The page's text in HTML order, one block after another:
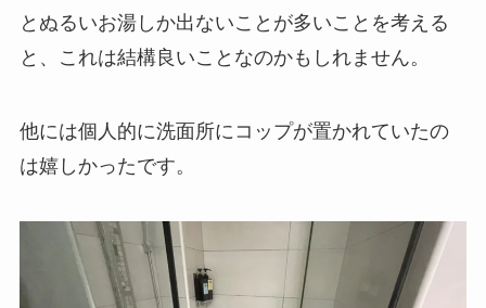
とぬるいお湯しか出ないことが多いことを考える
と、これは結構良いことなのかもしれません。
他には個人的に洗面所にコップが置かれていたの
は嬉しかったです。